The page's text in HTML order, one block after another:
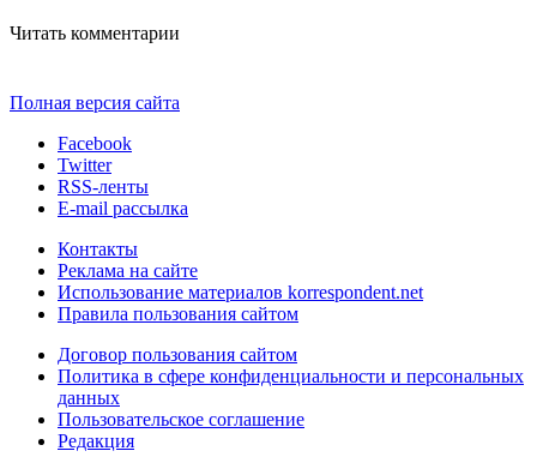
Читать комментарии
Полная версия сайта
Facebook
Twitter
RSS-ленты
E-mail рассылка
Контакты
Реклама на сайте
Использование материалов korrespondent.net
Правила пользования сайтом
Договор пользования сайтом
Политика в сфере конфиденциальности и персональных
данных
Пользовательское соглашение
Редакция